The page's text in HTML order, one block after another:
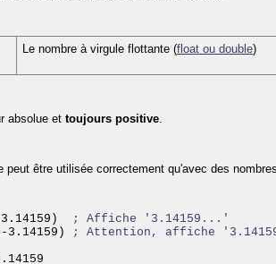
Le nombre à virgule flottante (float ou double)
absolue et toujours positive.
peut être utilisée correctement qu'avec des
; Affiche '3.14159...'
3.14159)
; Attention, affiche